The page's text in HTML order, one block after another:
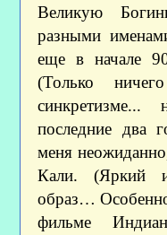
Великую
разными
еще в начале
(Только
последние два
меня
Кали. (Яркий и
образ…
фильме